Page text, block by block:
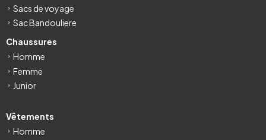
Sacs de voyage
Sac Bandouliere
Chaussures
Homme
Femme
Junior
Vêtements
Homme